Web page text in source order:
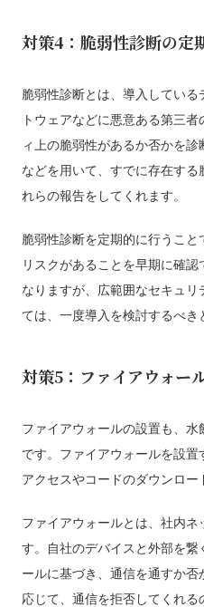
対策4：脆弱性診断の定
脆弱性診断とは、導入している
トウェアなどに悪意ある第三
ィ上の脆弱性があるか否かを
などを用いて、すでに存在す
れらの報告をしてくれます。
脆弱性診断を定期的に行うこ
リスクがあることを早期に確
なりますが、広範囲なセキュ
ては、一度導入を検討するべき
対策5：ファイアウォー
ファイアウォールの設置も、
です。ファイアウォールを設
アクセスやコードのダウンロー
ファイアウォールとは、社内ネ
す。自社のデバイスと外部を
ールに基づき、通信を通すか
応じて、通信を拒否してくれ